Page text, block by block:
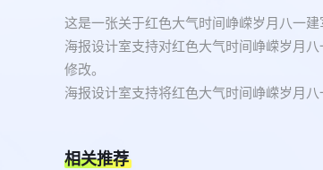
这是一张关于红色大气时间峥嵘岁月八一
海报设计室支持对红色大气时间峥嵘岁月
修改。
海报设计室支持将红色大气时间峥嵘岁月
相关推荐